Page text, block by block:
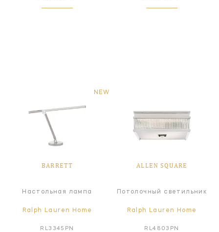
NEW
BARRETT
Настольная лампа
Ralph Lauren Home
RL3345PN
ALLEN SQUARE
Потолочный светильник
Ralph Lauren Home
RL4803PN